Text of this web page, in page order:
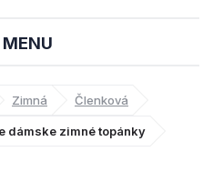
MENU
Zimná Členková
dámske zimné topánky